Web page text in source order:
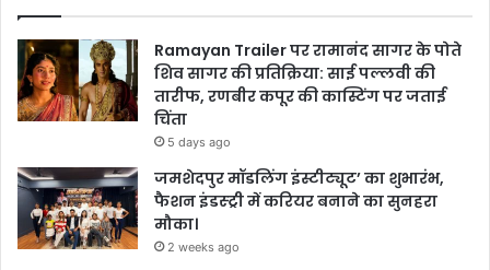
Ramayan Trailer पर रामानंद सागर के पोते
शिव सागर की प्रतिक्रिया: साई पल्लवी की
तारीफ, रणबीर कपूर की कास्टिंग पर जताई
चिंता
5 days ago
जमशेदपुर मॉडलिंग इंस्टीट्यूट’ का शुभारंभ,
फैशन इंडस्ट्री में करियर बनाने का सुनहरा
मौका।
2 weeks ago